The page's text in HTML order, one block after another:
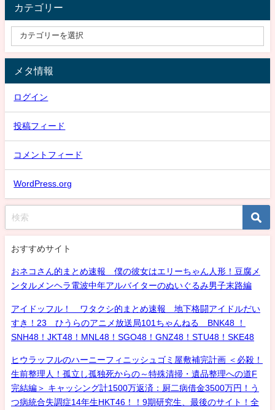
カテゴリー
メタ情報
ログイン
投稿フィード
コメントフィード
WordPress.org
おすすめサイト
おネコさん的まとめ速報 僕の彼女はエリーちゃん人形！豆腐メ
ンタルメンヘラ電波中年アルバイターのぬいぐるみ男子末路編
アイドッフル！ ワタクシ的まとめ速報 地下格闘アイドルだい
すき！23 ひうらのアニメ放送局101ちゃんねる BNK48 ！
SNH48！JKT48！MNL48！SGO48！GNZ48！STU48！SKE48
ヒウラッフルのハーニーフィニッシュゴミ屋敷補完計画 ＜必殺！
生前整理人！孤立し孤独死からの～特殊清掃・遺品整理への道F
完結編＞ キャッシング計1500万返済：厨二病借金3500万円！う
つ病統合失調症14年生HKT46！！9期研究生、最後のサイト！全